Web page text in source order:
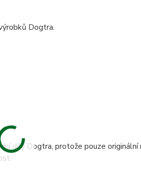
Dogtra.
díly Dogtra, protože pouze